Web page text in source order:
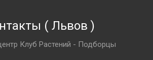
( Львов )
Клуб Растений - Подборцы